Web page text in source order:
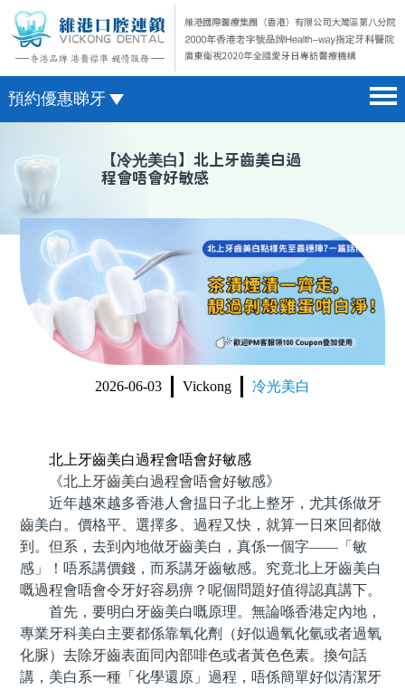
預約優惠睇牙
醫院簡介 hospital introduction
醫生介紹 doctor introduction
醫療新聞 medical news
種植牙 dental implant
箍牙 orthodontics
收費標準 change standard
微信預約
WhatsApp預約
【冷光美白】北上牙齒美白過
程會唔會好敏感
2026-06-03 Vickong 冷光美白
北上牙齒美白過程會唔會好敏感
《北上牙齒美白過程會唔會好敏感》
近年越來越多香港人會揾日子北上整牙，尤其係做牙
齒美白。價格平、選擇多、過程又快，就算一日來回都做
到。但系，去到內地做牙齒美白，真係一個字——「敏
感」！唔系講價錢，而系講牙齒敏感。究竟北上牙齒美白
嘅過程會唔會令牙好容易痹？呢個問題好值得認真講下。
首先，要明白牙齒美白嘅原理。無論喺香港定內地，
專業牙科美白主要都係靠氧化劑（好似過氧化氫或者過氧
化脲）去除牙齒表面同內部啡色或者黃色色素。換句話
講，美白系一種「化學還原」過程，唔係簡單好似清潔牙